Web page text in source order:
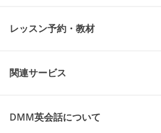
レッスン予約・教材
関連サービス
DMM英会話について